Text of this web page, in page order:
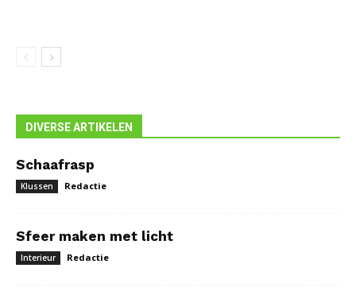
DIVERSE ARTIKELEN
Schaafrasp
Klussen Redactie
Sfeer maken met licht
Interieur Redactie